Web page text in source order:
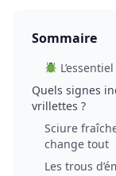
Sommaire
Quels signes
vrillettes ?
Sciure
change tout
Les trous